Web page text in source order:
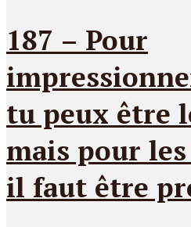
187 – Pour
tu peux être
mais pour
il faut être